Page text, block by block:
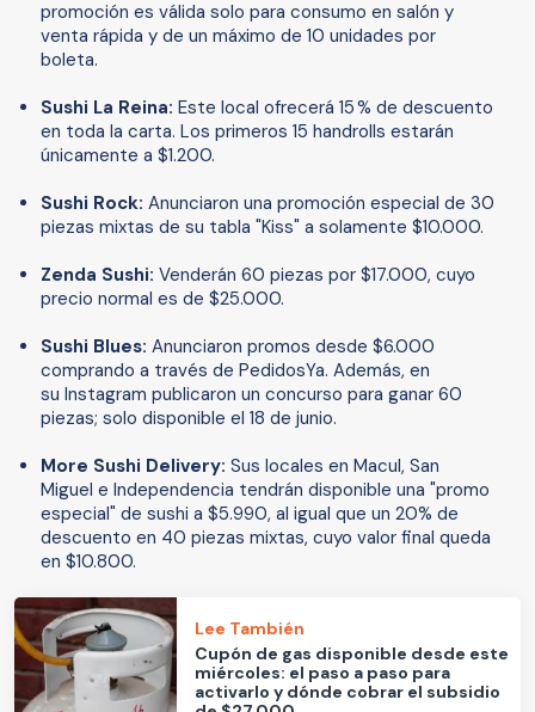
promoción es válida solo para consumo en salón y
venta rápida y de un máximo de 10 unidades por
boleta.
Sushi La Reina: Este local ofrecerá 15 % de descuento
en toda la carta. Los primeros 15 handrolls estarán
únicamente a $1.200.
Sushi Rock: Anunciaron una promoción especial de 30
piezas mixtas de su tabla "Kiss" a solamente $10.000.
Zenda Sushi: Venderán 60 piezas por $17.000, cuyo
precio normal es de $25.000.
Sushi Blues: Anunciaron promos desde $6.000
comprando a través de PedidosYa. Además, en
su Instagram publicaron un concurso para ganar 60
piezas; solo disponible el 18 de junio.
More Sushi Delivery: Sus locales en Macul, San
Miguel e Independencia tendrán disponible una "promo
especial" de sushi a $5.990, al igual que un 20% de
descuento en 40 piezas mixtas, cuyo valor final queda
en $10.800.
Lee También
Cupón de gas disponible desde este
miércoles: el paso a paso para
activarlo y dónde cobrar el subsidio